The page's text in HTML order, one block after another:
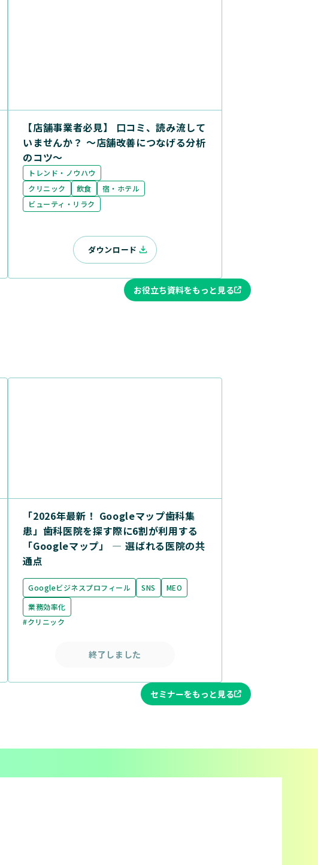
【店舗事業者必見】 口コミ、読み流して
いませんか？ ～店舗改善につなげる分析
のコツ～
トレンド・ノウハウ
クリニック
飲食
宿・ホテル
ビューティ・リラク
ダウンロード
お役立ち資料をもっと見る
「2026年最新！ Googleマップ歯科集
患」歯科医院を探す際に6割が利用する
「Googleマップ」 ― 選ばれる医院の共
通点
Googleビジネスプロフィール SNS
MEO
業務効率化
#クリニック
終了しました
セミナーをもっと見る